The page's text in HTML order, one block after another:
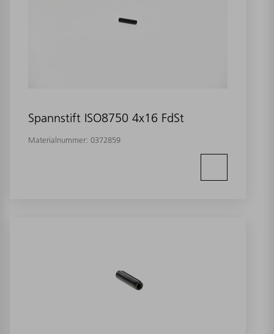
Spannstift ISO8750 4x16 FdSt
Materialnummer: 0372859